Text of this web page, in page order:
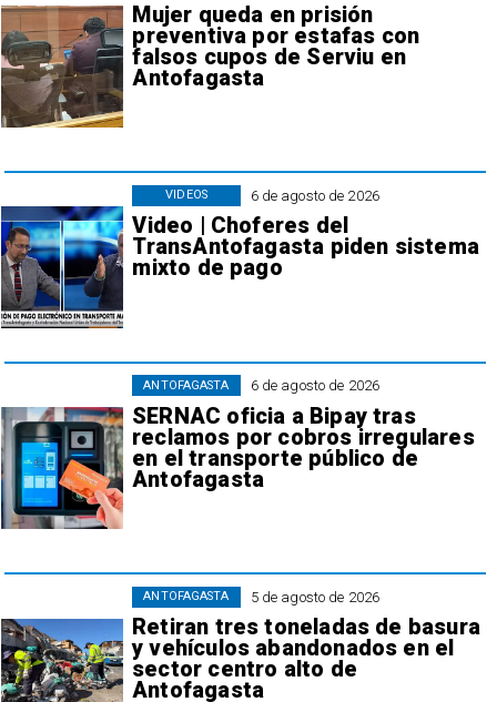
Mujer queda en prisión
preventiva por estafas con
falsos cupos de Serviu en
Antofagasta
6 de agosto de 2026
Video | Choferes del
TransAntofagasta piden sistema
mixto de pago
VIDEOS
6 de agosto de 2026
SERNAC oficia a Bipay tras
reclamos por cobros irregulares
en el transporte público de
Antofagasta
ANTOFAGASTA
5 de agosto de 2026
Retiran tres toneladas de basura
y vehículos abandonados en el
sector centro alto de
Antofagasta
ANTOFAGASTA